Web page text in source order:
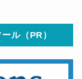
ル（PR）